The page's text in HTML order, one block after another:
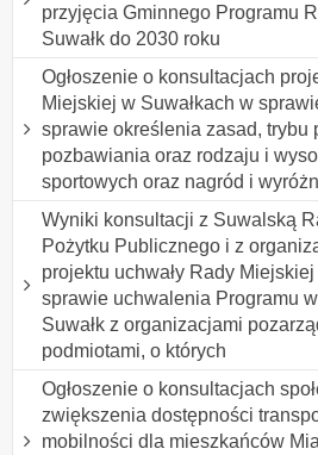
przyjęcia Gminnego Programu
Suwałk do 2030 roku
Ogłoszenie o konsultacjach
Miejskiej w Suwałkach w
sprawie określenia zasad, trybu
pozbawiania oraz rodzaju i
sportowych oraz nagród i
Wyniki konsultacji z Suwalską
Pożytku Publicznego i z
projektu uchwały Rady
sprawie uchwalenia Programu
Suwałk z organizacjami
podmiotami, o których
Ogłoszenie o konsultacjach
zwiększenia dostępności
mobilności dla mieszkańców